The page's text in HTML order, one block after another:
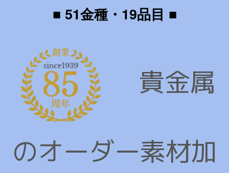
■ 51金種・19品目 ■
貴金属
のオーダー素材加